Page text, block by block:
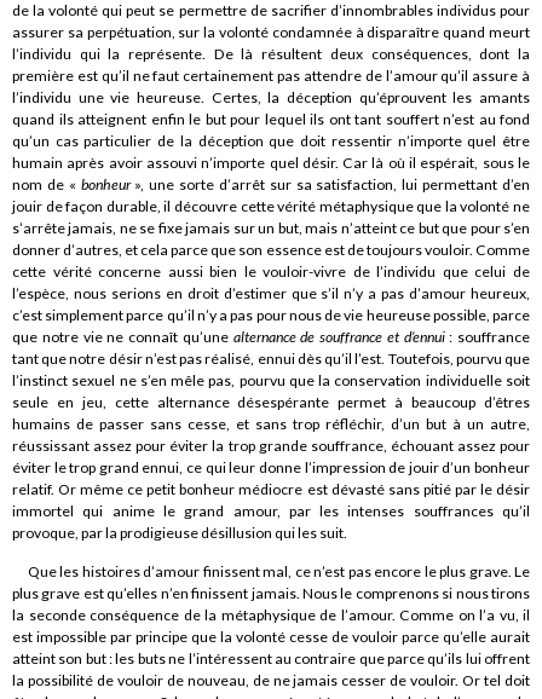
de la volonté qui peut se permettre de sacrifier d’innombrables individus pour
assurer sa perpétuation, sur la volonté condamnée à disparaître quand meurt
l’individu qui la représente. De là résultent deux conséquences, dont la
première est qu’il ne faut certainement pas attendre de l’amour qu’il assure à
l’individu une vie heureuse. Certes, la déception qu’éprouvent les amants
quand ils atteignent enfin le but pour lequel ils ont tant souffert n’est au fond
qu’un cas particulier de la déception que doit ressentir n’importe quel être
humain après avoir assouvi n’importe quel désir. Car là où il espérait, sous le
nom de « bonheur», une sorte d’arrêt sur sa satisfaction, lui permettant d’en
jouir de façon durable, il découvre cette vérité métaphysique que la volonté ne
s’arrête jamais, ne se fixe jamais sur un but, mais n’atteint ce but que pour s’en
donner d’autres, et cela parce que son essence est de toujours vouloir. Comme
cette vérité concerne aussi bien le vouloir-vivre de l’individu que celui de
l’espèce, nous serions en droit d’estimer que s’il n’y a pas d’amour heureux,
c’est simplement parce qu’il n’y a pas pour nous de vie heureuse possible, parce
que notre vie ne connaît qu’une alternance de souffrance et d’ennui: souffrance
tant que notre désir n’est pas réalisé, ennui dès qu’il l’est. Toutefois, pourvu que
l’instinct sexuel ne s’en mêle pas, pourvu que la conservation individuelle soit
seule en jeu, cette alternance désespérante permet à beaucoup d’êtres
humains de passer sans cesse, et sans trop réfléchir, d’un but à un autre,
réussissant assez pour éviter la trop grande souffrance, échouant assez pour
éviter le trop grand ennui, ce qui leur donne l’impression de jouir d’un bonheur
relatif. Or même ce petit bonheur médiocre est dévasté sans pitié par le désir
immortel qui anime le grand amour, par les intenses souffrances qu’il
provoque, par la prodigieuse désillusion qui les suit.
Que les histoires d’amour finissent mal, ce n’est pas encore le plus grave. Le
plus grave est qu’elles n’en finissent jamais. Nous le comprenons si nous tirons
la seconde conséquence de la métaphysique de l’amour. Comme on l’a vu, il
est impossible par principe que la volonté cesse de vouloir parce qu’elle aurait
atteint son but : les buts ne l’intéressent au contraire que parce qu’ils lui offrent
la possibilité de vouloir de nouveau, de ne jamais cesser de vouloir. Or tel doit